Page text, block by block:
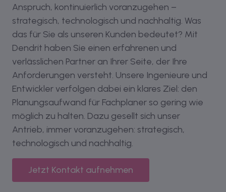
Anspruch, kontinuierlich voranzugehen –
strategisch, technologisch und nachhaltig. Was
das für Sie als unseren Kunden bedeutet? Mit
Dendrit haben Sie einen erfahrenen und
verlässlichen Partner an Ihrer Seite, der Ihre
Anforderungen versteht. Unsere Ingenieure und
Entwickler verfolgen dabei ein klares Ziel: den
Planungsaufwand für Fachplaner so gering wie
möglich zu halten. Dazu gesellt sich unser
Antrieb, immer voranzugehen: strategisch,
technologisch und nachhaltig.
Jetzt Kontakt aufnehmen